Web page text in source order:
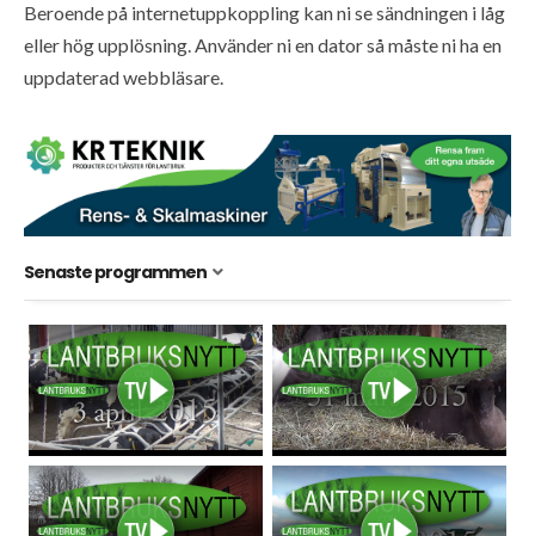
Beroende på internetuppkoppling kan ni se sändningen i låg
eller hög upplösning. Använder ni en dator så måste ni ha en
uppdaterad webbläsare.
Senaste programmen